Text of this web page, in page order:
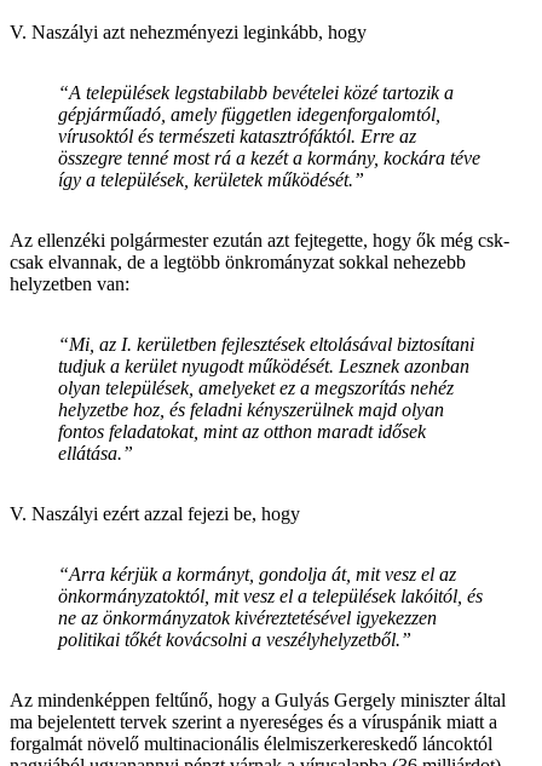
V. Naszályi azt nehezményezi leginkább, hogy
“A települések legstabilabb bevételei közé tartozik a
gépjárműadó, amely független idegenforgalomtól,
vírusoktól és természeti katasztrófáktól. Erre az
összegre tenné most rá a kezét a kormány, kockára téve
így a települések, kerületek működését.”
Az ellenzéki polgármester ezután azt fejtegette, hogy ők még csk-
csak elvannak, de a legtöbb önkrományzat sokkal nehezebb
helyzetben van:
“Mi, az I. kerületben fejlesztések eltolásával biztosítani
tudjuk a kerület nyugodt működését. Lesznek azonban
olyan települések, amelyeket ez a megszorítás nehéz
helyzetbe hoz, és feladni kényszerülnek majd olyan
fontos feladatokat, mint az otthon maradt idősek
ellátása.”
V. Naszályi ezért azzal fejezi be, hogy
“Arra kérjük a kormányt, gondolja át, mit vesz el az
önkormányzatoktól, mit vesz el a települések lakóitól, és
ne az önkormányzatok kivéreztetésével igyekezzen
politikai tőkét kovácsolni a veszélyhelyzetből.”
Az mindenképpen feltűnő, hogy a Gulyás Gergely miniszter által
ma bejelentett tervek szerint a nyereséges és a víruspánik miatt a
forgalmát növelő multinacionális élelmiszerkereskedő láncoktól